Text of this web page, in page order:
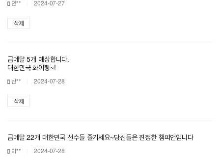
안** 2024-07-27
삭제
금메달 5개 예상합니다.
대한민국 화이팅~!
신** 2024-07-28
삭제
금메달 22개 대한민국 선수들 즐기세요~당신들은 진정한 챔피언입니다
이** 2024-07-28